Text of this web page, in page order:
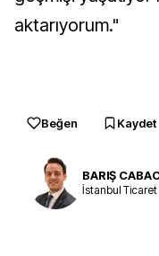
aktarıyorum."
Beğen Kaydet
BARIŞ
İstanbul Ticaret